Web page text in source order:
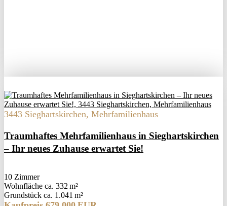
3443 Sieghartskirchen, Mehrfamilienhaus
Traumhaftes Mehrfamilienhaus in Sieghartskirchen
– Ihr neues Zuhause erwartet Sie!
10 Zimmer
Wohnfläche ca. 332 m²
Grund­stück ca. 1.041 m²